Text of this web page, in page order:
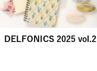
2025 vol.2